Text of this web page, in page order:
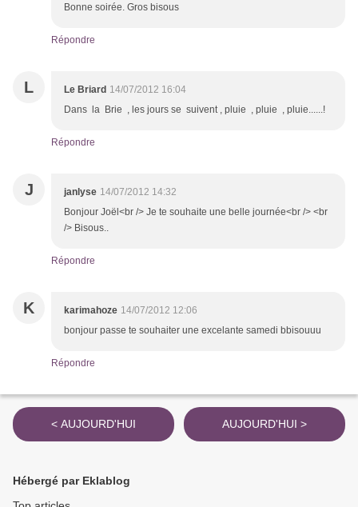
Bonne soirée. Gros bisous
Répondre
L Le Briard 14/07/2012 16:04
Dans la Brie , les jours se suivent , pluie , pluie , pluie......!
Répondre
J janlyse 14/07/2012 14:32
Bonjour Joël<br /> Je te souhaite une belle journée<br /> <br
/> Bisous..
Répondre
K karimahoze 14/07/2012 12:06
bonjour passe te souhaiter une excelante samedi bbisouuu
Répondre
< AUJOURD'HUI AUJOURD'HUI >
Hébergé par Eklablog